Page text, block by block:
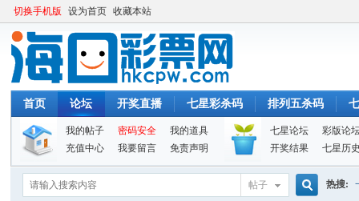
切换手机版 设为首页 收藏本站
首页 论坛 开奖直播 七星彩杀码 排列五杀码
我的帖子 密码安全
我的道具
充值中心
我要留言 免责声明
七星论坛
彩版论
开奖结果
七星历
帖子 热搜: